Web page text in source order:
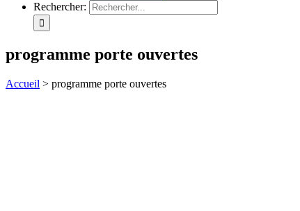
Rechercher:
programme porte ouvertes
Accueil > programme porte ouvertes